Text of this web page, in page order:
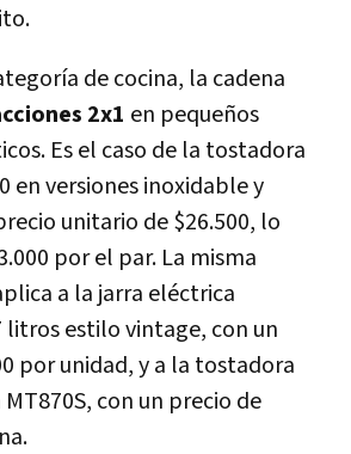
de cocina, la cadena
2x1 en pequeños
Es el caso de la tostadora
en versiones inoxidable y
unitario de $26.500, lo
por el par. La misma
a la jarra eléctrica
litros estilo vintage, con un
por unidad, y a la tostadora
con un precio de